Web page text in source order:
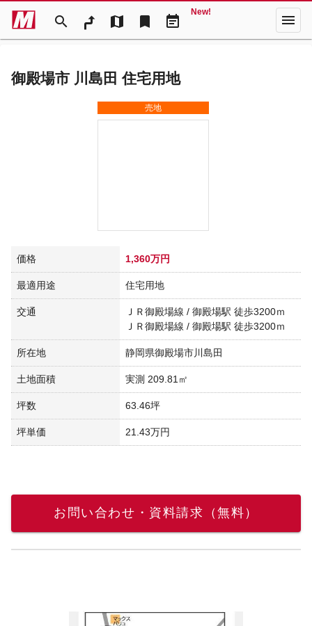
search map bookmark event_note
New! menu
御殿場市 川島田 住宅用地
売地
価格 1,360万円
最適用途 住宅用地
交通
ＪＲ御殿場線 / 御殿場駅 徒歩3200ｍ
ＪＲ御殿場線 / 御殿場駅 徒歩3200ｍ
所在地 静岡県御殿場市川島田
土地面積 実測 209.81㎡
坪数 63.46坪
坪単価 21.43万円
お問い合わせ・資料請求（無料）